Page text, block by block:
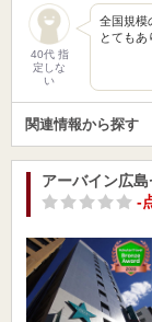
40代 指
定しな
い
全国規模
とてもあ
関連情報から探す
アーバイン広
-